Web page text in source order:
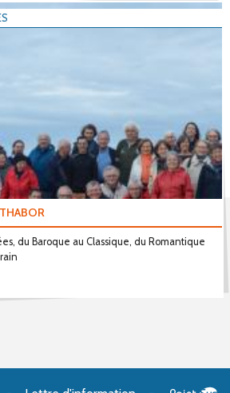
du Baroque au Classique, du Romantique